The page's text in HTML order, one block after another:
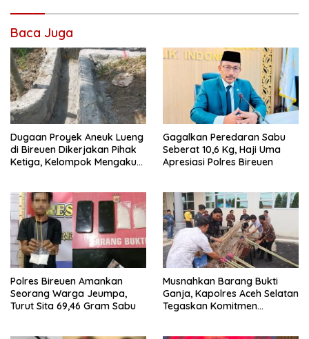
Baca Juga
Dugaan Proyek Aneuk Lueng
di Bireuen Dikerjakan Pihak
Ketiga, Kelompok Mengaku
Gagalkan Peredaran Sabu
Seberat 10,6 Kg, Haji Uma
Apresiasi Polres Bireuen
Polres Bireuen Amankan
Seorang Warga Jeumpa,
Turut Sita 69,46 Gram Sabu
Musnahkan Barang Bukti
Ganja, Kapolres Aceh Selatan
Tegaskan Komitmen